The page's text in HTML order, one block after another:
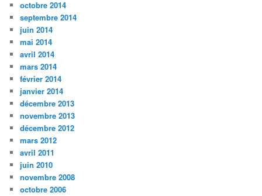
octobre 2014
septembre 2014
juin 2014
mai 2014
avril 2014
mars 2014
février 2014
janvier 2014
décembre 2013
novembre 2013
décembre 2012
mars 2012
avril 2011
juin 2010
novembre 2008
octobre 2006